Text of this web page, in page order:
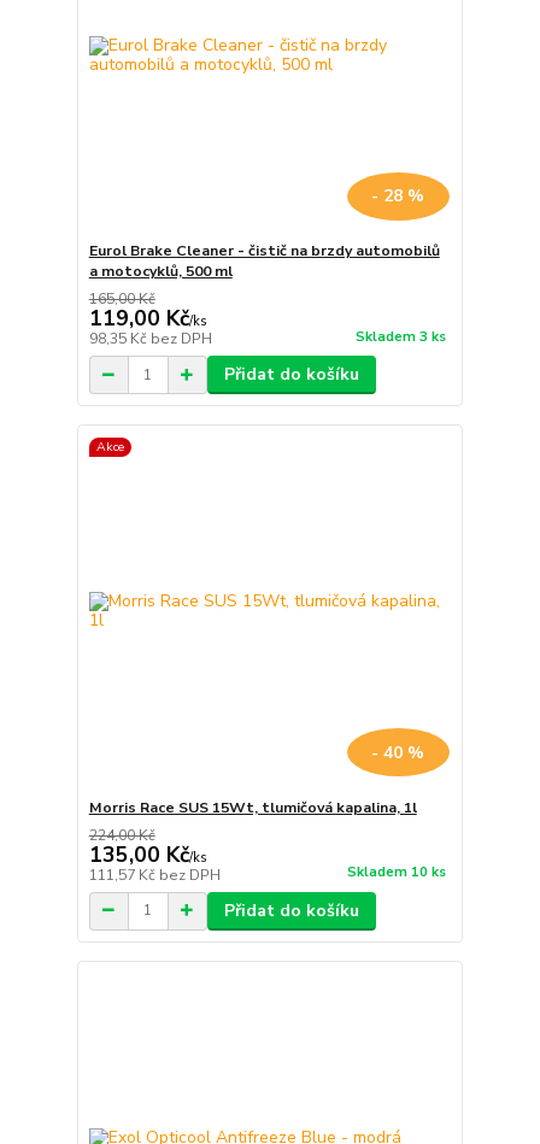
- 28 %
Eurol Brake Cleaner - čistič na brzdy automobilů
a motocyklů, 500 ml
165,00 Kč
119,00 Kč/ks
98,35 Kč bez DPH Skladem 3 ks
Přidat do košíku
Akce
- 40 %
Morris Race SUS 15Wt, tlumičová kapalina, 1l
224,00 Kč
135,00 Kč/ks
111,57 Kč bez DPH Skladem 10 ks
Přidat do košíku